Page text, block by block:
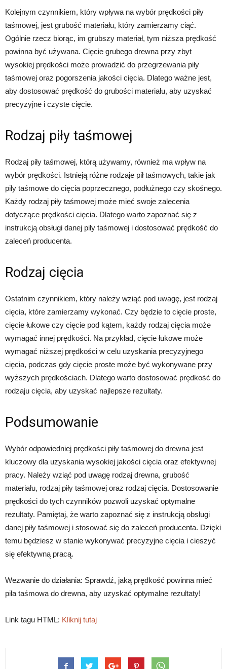
Kolejnym czynnikiem, który wpływa na wybór prędkości piły
taśmowej, jest grubość materiału, który zamierzamy ciąć.
Ogólnie rzecz biorąc, im grubszy materiał, tym niższa prędkość
powinna być używana. Cięcie grubego drewna przy zbyt
wysokiej prędkości może prowadzić do przegrzewania piły
taśmowej oraz pogorszenia jakości cięcia. Dlatego ważne jest,
aby dostosować prędkość do grubości materiału, aby uzyskać
precyzyjne i czyste cięcie.
Rodzaj piły taśmowej
Rodzaj piły taśmowej, którą używamy, również ma wpływ na
wybór prędkości. Istnieją różne rodzaje pił taśmowych, takie jak
piły taśmowe do cięcia poprzecznego, podłużnego czy skośnego.
Każdy rodzaj piły taśmowej może mieć swoje zalecenia
dotyczące prędkości cięcia. Dlatego warto zapoznać się z
instrukcją obsługi danej piły taśmowej i dostosować prędkość do
zaleceń producenta.
Rodzaj cięcia
Ostatnim czynnikiem, który należy wziąć pod uwagę, jest rodzaj
cięcia, które zamierzamy wykonać. Czy będzie to cięcie proste,
cięcie łukowe czy cięcie pod kątem, każdy rodzaj cięcia może
wymagać innej prędkości. Na przykład, cięcie łukowe może
wymagać niższej prędkości w celu uzyskania precyzyjnego
cięcia, podczas gdy cięcie proste może być wykonywane przy
wyższych prędkościach. Dlatego warto dostosować prędkość do
rodzaju cięcia, aby uzyskać najlepsze rezultaty.
Podsumowanie
Wybór odpowiedniej prędkości piły taśmowej do drewna jest
kluczowy dla uzyskania wysokiej jakości cięcia oraz efektywnej
pracy. Należy wziąć pod uwagę rodzaj drewna, grubość
materiału, rodzaj piły taśmowej oraz rodzaj cięcia. Dostosowanie
prędkości do tych czynników pozwoli uzyskać optymalne
rezultaty. Pamiętaj, że warto zapoznać się z instrukcją obsługi
danej piły taśmowej i stosować się do zaleceń producenta. Dzięki
temu będziesz w stanie wykonywać precyzyjne cięcia i cieszyć
się efektywną pracą.
Wezwanie do działania: Sprawdź, jaką prędkość powinna mieć
piła taśmowa do drewna, aby uzyskać optymalne rezultaty!
Link tagu HTML: Kliknij tutaj